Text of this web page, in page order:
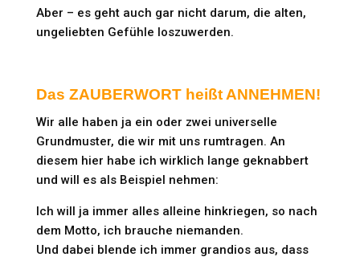
Aber – es geht auch gar nicht darum, die alten,
ungeliebten Gefühle loszuwerden.
Das ZAUBERWORT heißt ANNEHMEN!
Wir alle haben ja ein oder zwei universelle
Grundmuster, die wir mit uns rumtragen. An
diesem hier habe ich wirklich lange geknabbert
und will es als Beispiel nehmen:
Ich will ja immer alles alleine hinkriegen, so nach
dem Motto, ich brauche niemanden.
Und dabei blende ich immer grandios aus, dass